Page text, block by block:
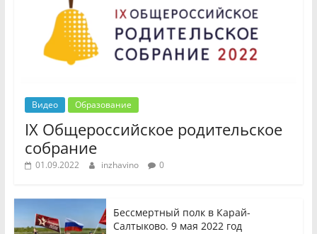
Видео Образование
IX Общероссийское родительское
собрание
01.09.2022 inzhavino 0
Бессмертный полк в Карай-
Салтыково. 9 мая 2022 год